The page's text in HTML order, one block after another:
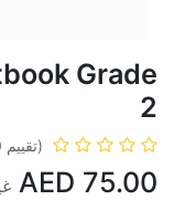
Grade
2
(تقييم 0)
75.00